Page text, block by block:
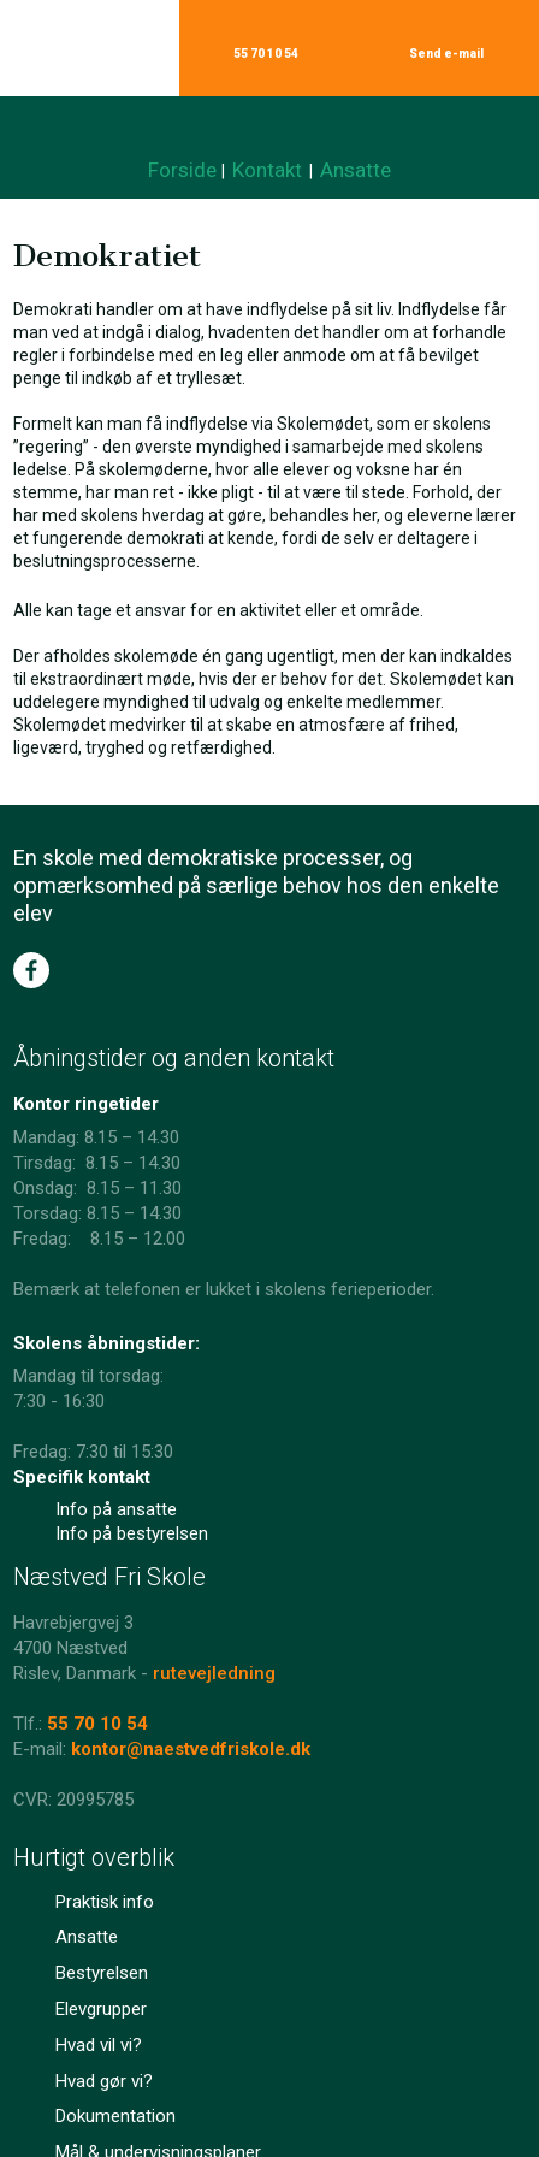
55 70 10 54 Send e-mail​
Forside Kontakt Ansatte
Demokratiet
Demokrati handler om at have indflydelse på sit liv. Indflydelse får
man ved at indgå i dialog, hvadenten det handler om at forhandle
regler i forbindelse med en leg eller anmode om at få bevilget
penge til indkøb af et tryllesæt.
Formelt kan man få indflydelse via Skolemødet, som er skolens
”regering” - den øverste myndighed i samarbejde med skolens
ledelse. På skolemøderne, hvor alle elever og voksne har én
stemme, har man ret - ikke pligt - til at være til stede. Forhold, der
har med skolens hverdag at gøre, behandles her, og eleverne lærer
et fungerende demokrati at kende, fordi de selv er deltagere i
beslutningsprocesserne.
Alle kan tage et ansvar for en aktivitet eller et område.
Der afholdes skolemøde én gang ugentligt, men der kan indkaldes
til ekstraordinært møde, hvis der er behov for det. Skolemødet kan
uddelegere myndighed til udvalg og enkelte medlemmer.
Skolemødet medvirker til at skabe en atmosfære af frihed,
ligeværd, tryghed og retfærdighed.​
En skole med demokratiske processer, og
opmærksomhed på særlige behov hos den enkelte
elev
Åbningstider og anden kontakt
Kontor ringetider
Mandag: 8.15 – 14.30
Tirsdag: 8.15 – 14.30
Onsdag: 8.15 – 11.30
​Torsdag: 8.15 – 14.30
Fredag: 8.15 – 12.00
Bemærk at telefonen er lukket i skolens ferieperioder.
Skolens åbningstider:
Mandag til torsdag:
7:30 - 16:30
Fredag: 7:30 til 15:30
Specifik kontakt
Info på ansatte
Info på bestyrelsen
Næstved Fri Skole
Havrebjergvej 3
4700 Næstved
Rislev, Danmark - rutevejledning
Tlf.: 55 70 10 54
E-mail: kontor@naestvedfriskole.dk
​​CVR: 20995785
Hurtigt overblik
Praktisk info
Ansatte​
Bestyrelsen​
Elevgrupper​
Hvad vil vi?​
Hvad gør vi?​
Dokumentation​
Mål & undervisningsplaner​